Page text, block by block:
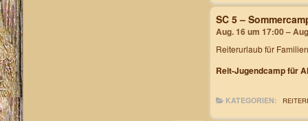
SC 5 –
Aug. 16 um 17:00 –
Reiterurlaub für Familien
Reit-Jugendcamp für
KATEGORIEN: